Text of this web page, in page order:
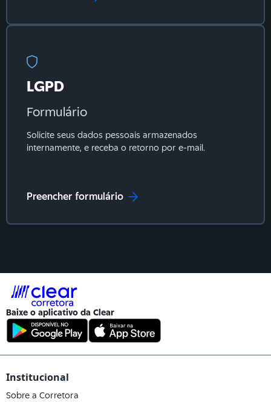
LGPD
Formulário
Solicite seus dados pessoais armazenados
internamente, e receba o retorno por e-mail.
Preencher formulário
Baixe o aplicativo da Clear
Institucional
Sobre a Corretora